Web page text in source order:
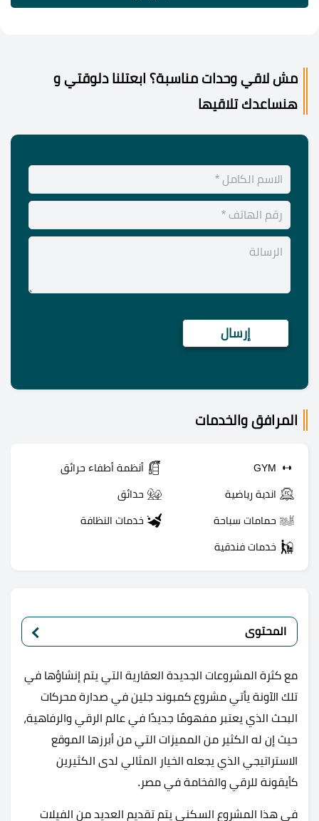
مش لاقي وحدات مناسبة؟ ابعتلنا دلوقتي و
هنساعدك تلاقيها
المرافق والخدمات
GYM أنظمة أطفاء حرائق
اندية رياضية حدائق
حمامات سباحة خدمات النظافة
خدمات فندقية
المحتوى
مع كثرة المشروعات الجديدة العقارية التي يتم إنشاؤها في
تلك الآونة يأتي مشروع كمبوند جلين في صدارة محركات
البحث الذي يعتبر مفهومًا جديدًا في عالم الرقي والرفاهية،
حيث إن له الكثير من المميزات التي من أبرزها الموقع
الاستراتيجي الذي يجعله الخيار المثالي لدى الكثيرين
كأيقونة للرقي والفخامة في مصر.
في هذا المشروع السكني يتم تقديم العديد من الفيلات